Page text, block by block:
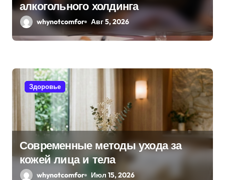
алкогольного холдинга
whynotcomfor Авг 5, 2026
Здоровье
Современные методы ухода за
кожей лица и тела
whynotcomfor Июл 15, 2026